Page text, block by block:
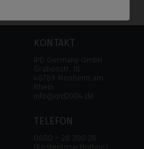
KONTAKT
IPD Germany GmbH
Grabenstr. 18
40789 Monheim am
Rhein
info@ipd2004.de
TELEFON
0800 – 28 300 28
(Kostenlose Hotline)